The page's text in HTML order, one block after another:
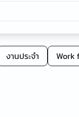
งานประจำ Work